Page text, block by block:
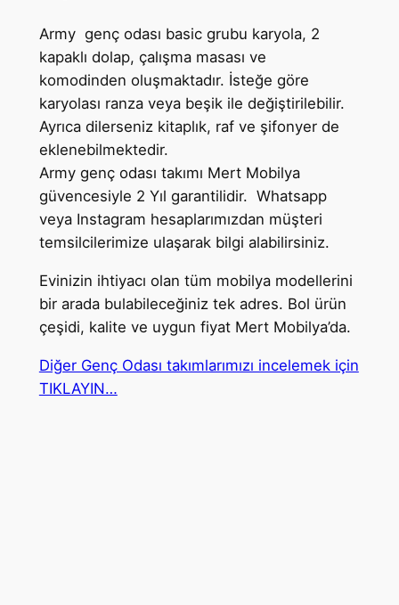
Army genç odası basic grubu karyola, 2
kapaklı dolap, çalışma masası ve
komodinden oluşmaktadır. İsteğe göre
karyolası ranza veya beşik ile değiştirilebilir.
Ayrıca dilerseniz kitaplık, raf ve şifonyer de
eklenebilmektedir.
Army genç odası takımı Mert Mobilya
güvencesiyle 2 Yıl garantilidir. Whatsapp
veya Instagram hesaplarımızdan müşteri
temsilcilerimize ulaşarak bilgi alabilirsiniz.
Evinizin ihtiyacı olan tüm mobilya modellerini
bir arada bulabileceğiniz tek adres. Bol ürün
çeşidi, kalite ve uygun fiyat Mert Mobilya’da.
Diğer Genç Odası takımlarımızı incelemek için
TIKLAYIN…